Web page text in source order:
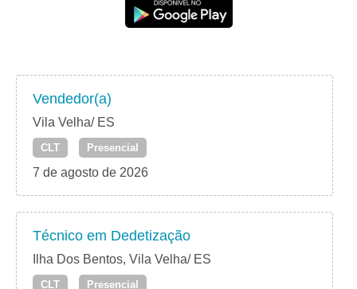
Vendedor(a)
Vila Velha/ ES
CLT Presencial
7 de agosto de 2026
Técnico em Dedetização
Ilha Dos Bentos, Vila Velha/ ES
CLT Presencial